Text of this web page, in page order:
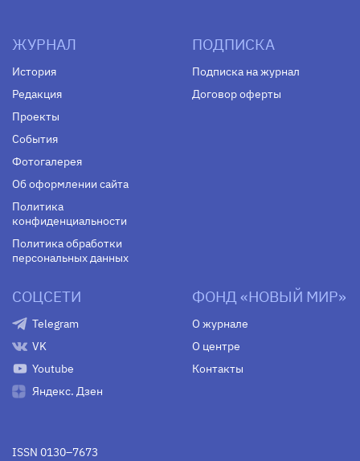
ЖУРНАЛ
История
Редакция
Проекты
События
Фотогалерея
Об оформлении сайта
Политика
конфиденциальности
Политика обработки
персональных данных
ПОДПИСКА
Подписка на журнал
Договор оферты
СОЦСЕТИ
Telegram
VK
Youtube
Яндекс. Дзен
ФОНД «НОВЫЙ МИР»
О журнале
О центре
Контакты
ISSN 0130–7673